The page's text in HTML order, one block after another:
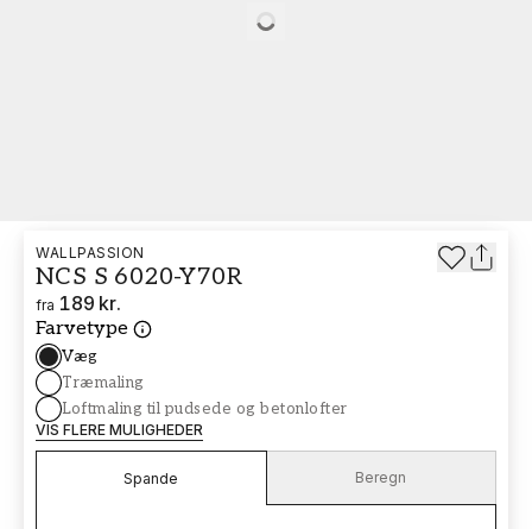
Loading…
WALLPASSION
NCS S 6020-Y70R
fra 189 kr.
Farvetype
Væg
Træmaling
Loftmaling til pudsede og betonlofter
VIS FLERE MULIGHEDER
Spande Beregn